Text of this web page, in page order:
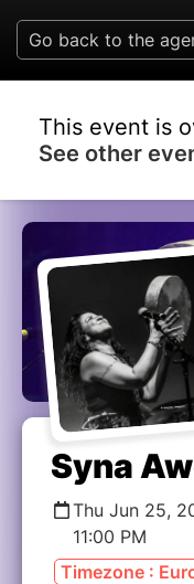
Go back to the
This event is
See other
Syna
Thu Jun 25,
11:00 PM
Timezone :